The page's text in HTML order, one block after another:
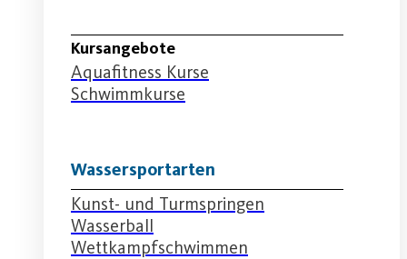
Kursangebote
Aquafitness Kurse
Schwimmkurse
Wassersportarten
Kunst- und Turmspringen
Wasserball
Wettkampfschwimmen